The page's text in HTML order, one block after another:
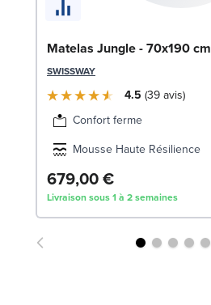
Matelas Jungle - 70x190 cm
SWISSWAY
4.5 39avis
Confort ferme
Mousse Haute Résilience
679,00 €
Livraison sous 1 à 2 semaines